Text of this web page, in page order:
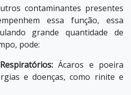
contaminantes presentes
essa função, essa
grande quantidade de
pode:
Ácaros e poeira
e doenças, como rinite e